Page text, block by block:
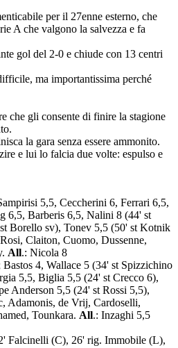
per il 27enne esterno, che
A che valgono la salvezza e fa
gol del 2-0 e chiude con 13 centri
ma importantissima perché
che gli consente di finire la stagione
la gara senza essere ammonito.
e lui lo falcia due volte: espulso e
5,5, Ceccherini 6, Ferrari 6,5,
6,5, Barberis 6,5, Nalini 8 (44' st
Borello sv), Tonev 5,5 (50' st Kotnik
Claiton, Cuomo, Dussenne,
All.: Nicola 8
Bastos 4, Wallace 5 (34' st Spizzichino
5,5, Biglia 5,5 (24' st Crecco 6),
Anderson 5,5 (24' st Rossi 5,5),
Adamonis, de Vrij, Cardoselli,
Tounkara. All.: Inzaghi 5,5
Falcinelli (C), 26' rig. Immobile (L),